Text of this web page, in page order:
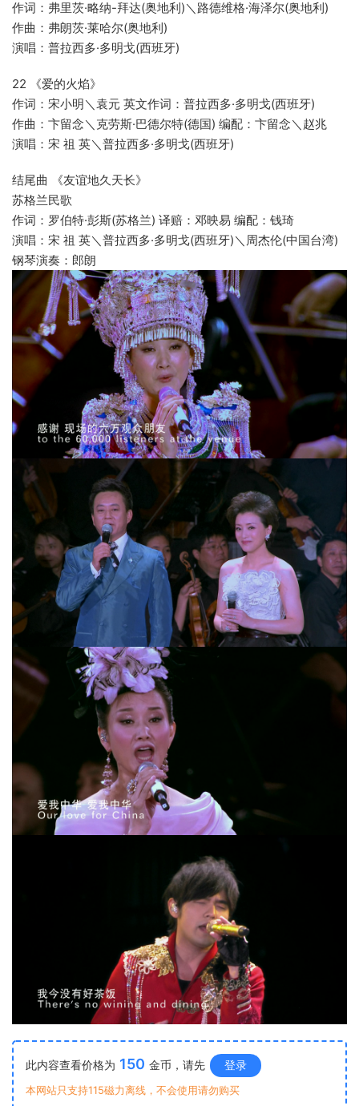
作词：弗里茨·略纳-拜达(奥地利)＼路德维格·海泽尔(奥地利)
作曲：弗朗茨·莱哈尔(奥地利)
演唱：普拉西多·多明戈(西班牙)
22 《爱的火焰》
作词：宋小明＼袁元 英文作词：普拉西多·多明戈(西班牙)
作曲：卞留念＼克劳斯·巴德尔特(德国) 编配：卞留念＼赵兆
演唱：宋 祖 英＼普拉西多·多明戈(西班牙)
结尾曲 《友谊地久天长》
苏格兰民歌
作词：罗伯特·彭斯(苏格兰) 译赔：邓映易 编配：钱琦
演唱：宋 祖 英＼普拉西多·多明戈(西班牙)＼周杰伦(中国台湾)
钢琴演奏：郎朗
此内容查看价格为 150 金币，请先 登录
本网站只支持115磁力离线，不会使用请勿购买